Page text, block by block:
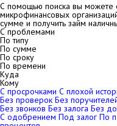
С помощью поиска вы можете
микрофинансовых
сумме и получить займ
С проблемами
По типу
По сумме
По сроку
По времени
Куда
Кому
С просрочками С плохой
Без проверок Без
Без звонков Без залога Без
С одобрением Под залог По